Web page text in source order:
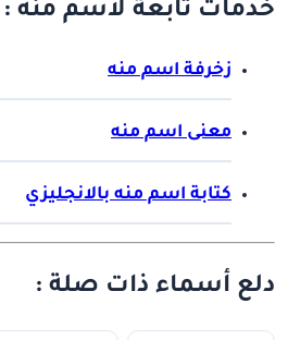
خدمات تابعة لاسم منه :
زخرفة اسم منه
معنى اسم منه
كتابة اسم منه بالانجليزي
دلع أسماء ذات صلة :